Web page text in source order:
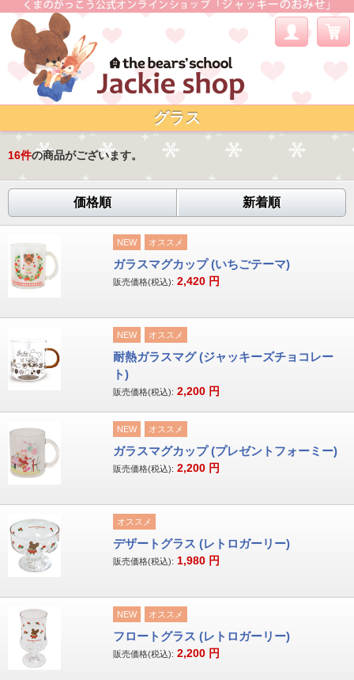
グラス
16件の商品がございます。
価格順 新着順
NEW オススメ
ガラスマグカップ (いちごテーマ)
販売価格(税込): 2,420 円
NEW オススメ
耐熱ガラスマグ (ジャッキーズチョコレー
ト)
販売価格(税込): 2,200 円
NEW オススメ
ガラスマグカップ (プレゼントフォーミー)
販売価格(税込): 2,200 円
オススメ
デザートグラス (レトロガーリー)
販売価格(税込): 1,980 円
NEW オススメ
フロートグラス (レトロガーリー)
販売価格(税込): 2,200 円